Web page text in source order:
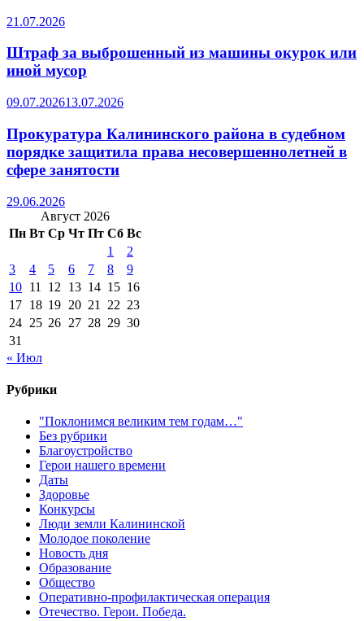
21.07.2026
Штраф за выброшенный из машины окурок или
иной мусор
09.07.202613.07.2026
Прокуратура Калининского района в судебном
порядке защитила права несовершеннолетней в
сфере занятости
29.06.2026
Август 2026
Пн Вт Ср Чт Пт Сб Вс
1
2
3
4 5 6 7 8
9
10 11 12 13 14 15 16
17 18 19 20 21 22 23
24 25 26 27 28 29 30
31
« Июл
Рубрики
"Поклонимся великим тем годам…"
Без рубрики
Благоустройство
Герои нашего времени
Даты
Здоровье
Конкурсы
Люди земли Калининской
Молодое поколение
Новость дня
Образование
Общество
Оперативно-профилактическая операция
Отечество. Герои. Победа.